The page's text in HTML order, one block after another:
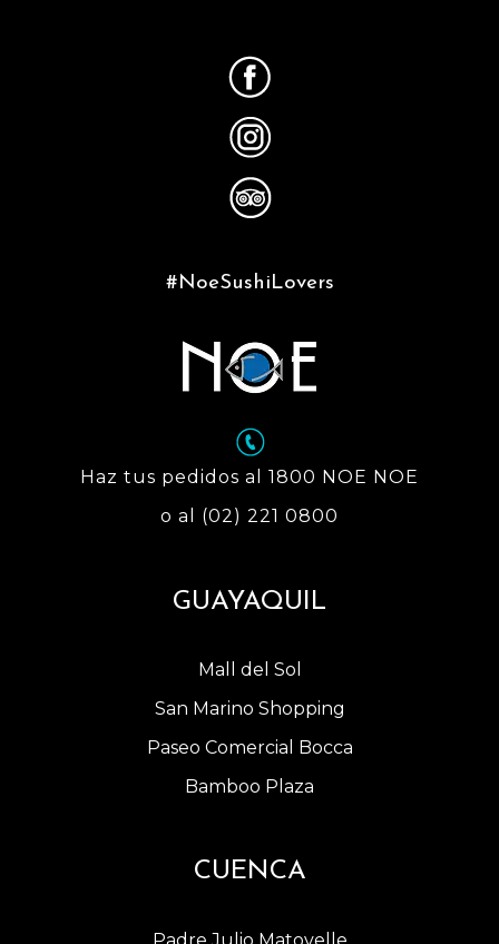
#NoeSushiLovers
Haz tus pedidos al 1800 NOE NOE
o al (02) 221 0800
GUAYAQUIL
Mall del Sol
San Marino Shopping
Paseo Comercial Bocca
Bamboo Plaza
CUENCA